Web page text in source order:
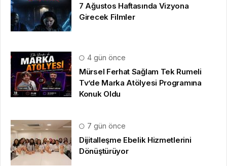
7 Ağustos Haftasında Vizyona
Girecek Filmler
4 gün önce
Mürsel Ferhat Sağlam Tek Rumeli
Tv’de Marka Atölyesi Programına
Konuk Oldu
7 gün önce
Dijitalleşme Ebelik Hizmetlerini
Dönüştürüyor